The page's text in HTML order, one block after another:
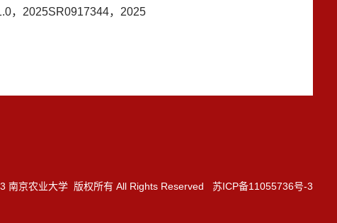
，2025SR0917344，2025
南京农业大学 版权所有 All Rights Reserved 苏ICP备11055736号-3